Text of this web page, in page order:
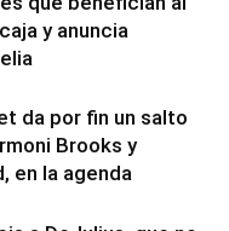
y anuncia
da por fin un salto
Brooks y
en la agenda